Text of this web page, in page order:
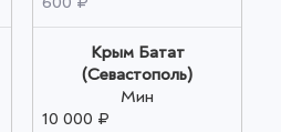
Крым Батат
(Севастополь)
Мин
10 000 ₽